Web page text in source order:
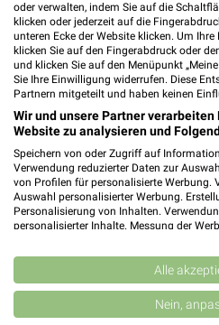
Heute 08:00 -
471,06 km
Premio Reifen +
Clevischer Ring 142
51063 Köln
Heute 09:00 -
472,71 km •
Clevischer Ring 45
51063 Köln-Mülheim
Heute 09:00 -
oder verwalten, indem Sie auf die
klicken oder jederzeit auf die
unteren Ecke der Website klicken. Um
klicken Sie auf den Fingerabdruck oder
und klicken Sie auf den Menüpunkt
Sie Ihre Einwilligung widerrufen. Diese
Partnern mitgeteilt und haben keinen
Wir und unsere Partner
Website zu analysieren und
Speichern von oder Zugriff auf
Verwendung reduzierter Daten zur
von Profilen für personalisierte Werbung.
Auswahl personalisierter Werbung.
Personalisierung von Inhalten.
personalisierter Inhalte. Messung der
Kombinationen von Daten aus
Verbesserung der Angebote.
von Inhalten.
Daten können außerhalb der
USA gesendet werden.
Alle
Nein,